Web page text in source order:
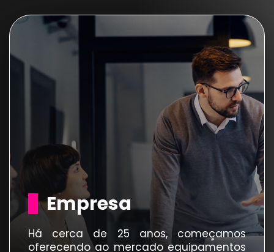
Empresa
Há cerca de 25 anos, começamos
oferecendo ao mercado equipamentos